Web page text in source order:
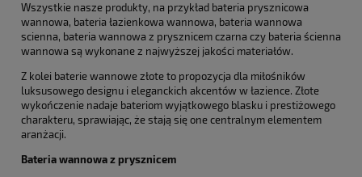
Wszystkie nasze produkty, na przykład bateria prysznicowa
wannowa, bateria łazienkowa wannowa, bateria wannowa
scienna, bateria wannowa z prysznicem czarna czy bateria ścienna
wannowa są wykonane z najwyższej jakości materiałów.
Z kolei baterie wannowe złote to propozycja dla miłośników
luksusowego designu i eleganckich akcentów w łazience. Złote
wykończenie nadaje bateriom wyjątkowego blasku i prestiżowego
charakteru, sprawiając, że stają się one centralnym elementem
aranżacji.
Bateria wannowa z prysznicem